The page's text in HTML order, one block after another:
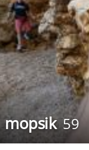
mopsik 59